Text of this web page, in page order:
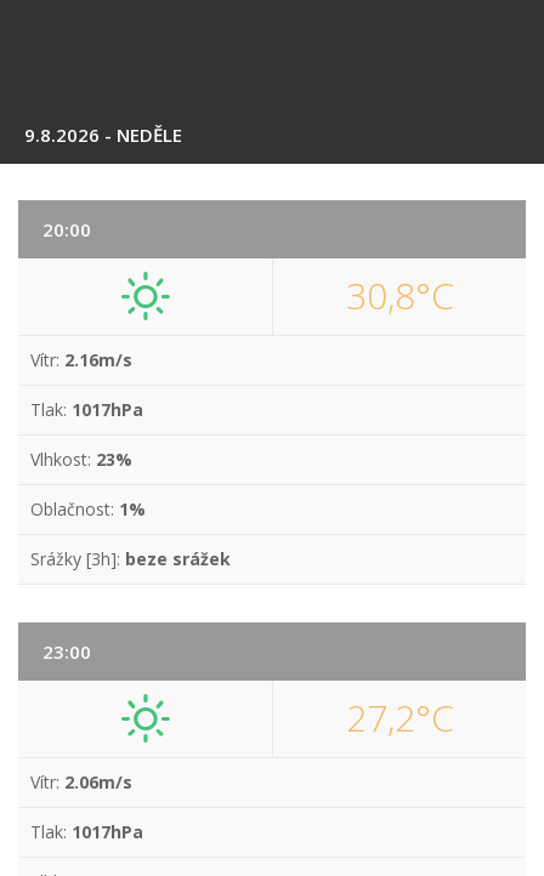
9.8.2026 - NEDĚLE
20:00
30,8°C
Vítr: 2.16m/s
Tlak: 1017hPa
Vlhkost: 23%
Oblačnost: 1%
Srážky [3h]: beze srážek
23:00
27,2°C
Vítr: 2.06m/s
Tlak: 1017hPa